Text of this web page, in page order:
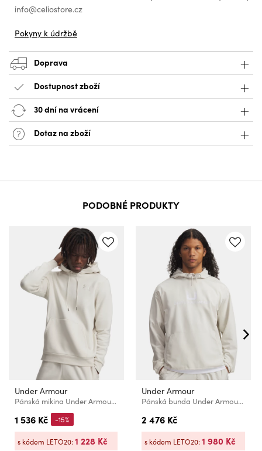
info@celiostore.cz
Pokyny k údržbě
Doprava
Dostupnost zboží
30 dní na vrácení
Dotaz na zboží
PODOBNÉ PRODUKTY
Under Armour
Pánská mikina Under Armour UA Icon Fleece Hoodie-WHT
1 536 Kč -15%
s kódem LETO20:1 228 Kč
Under Armour
Pánská bunda Under Armour UA Unstoppable Wvn Hoodie-WHT
2 476 Kč
s kódem LETO20:1 980 Kč